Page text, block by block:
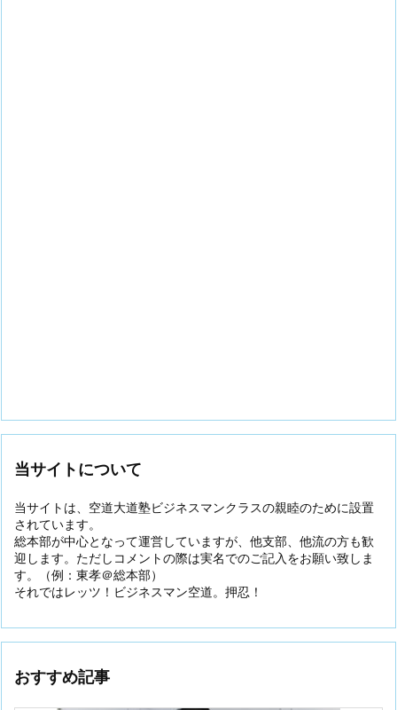
当サイトについて
当サイトは、空道大道塾ビジネスマンクラスの親睦のために設置
されています。
総本部が中心となって運営していますが、他支部、他流の方も歓
迎します。ただしコメントの際は実名でのご記入をお願い致しま
す。（例：東孝＠総本部）
それではレッツ！ビジネスマン空道。押忍！
おすすめ記事